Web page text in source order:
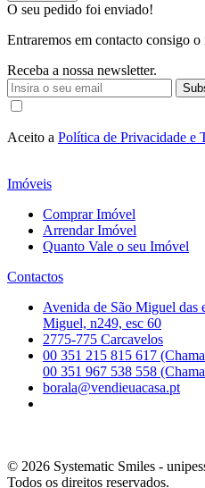
O seu pedido foi enviado!
Entraremos em contacto consigo
Receba a nossa newsletter.
Aceito a Política de Privacidade e
Imóveis
Comprar Imóvel
Arrendar Imóvel
Quanto Vale o seu Imóvel
Contactos
Avenida de São Miguel das
Miguel, n249, esc 60
2775-775 Carcavelos
00 351 215 815 617
00 351 967 538 558
borala@vendieuacasa.pt
© 2026 Systematic Smiles -
Todos os direitos reservados.